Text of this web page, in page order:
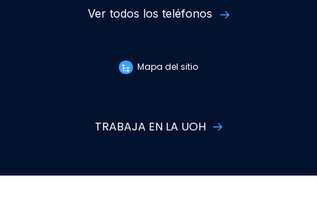
Ver todos los teléfonos
Mapa del sitio
TRABAJA EN LA UOH